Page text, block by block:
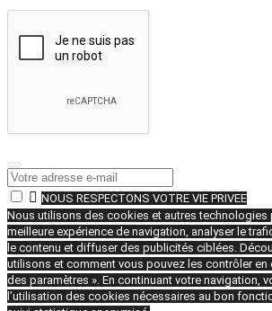
 NOUS RESPECTONS VOTRE VIE PRIVEE
Nous utilisons des cookies et autres technologies
meilleure expérience de navigation, analyser le
le contenu et diffuser des publicités ciblées.
utilisons et comment vous pouvez les contrôler en
des paramètres ». En continuant votre navigation,
l’utilisation des cookies nécessaires au bon